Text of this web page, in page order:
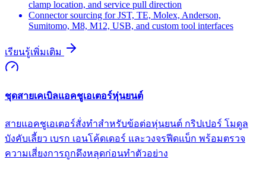
clamp location, and service pull direction
Connector sourcing for JST, TE, Molex, Anderson,
Sumitomo, M8, M12, USB, and custom tool interfaces
เรียนรู้เพิ่มเติม
ชุดสายเคเบิลแอคชูเอเตอร์หุ่นยนต์
สายแอคชูเอเตอร์สั่งทำสำหรับข้อต่อหุ่นยนต์ กริปเปอร์ โมดูล
บังคับเลี้ยว เบรก เอนโค้ดเดอร์ และวงจรฟีดแบ็ก พร้อมตรวจ
ความเสี่ยงการถูกดึงหลุดก่อนทำตัวอย่าง